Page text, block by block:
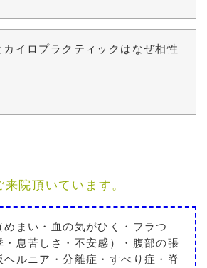
カイロプラクティックはなぜ相性
院頂いています。
めまい・血の気がひく・フラつ
・息苦しさ・不安感）・腹部の張
ヘルニア・分離症・すべり症・脊